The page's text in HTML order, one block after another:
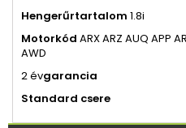
Hengerűrtartalom 1.8i
Motorkód ARX ARZ AUQ APP
AWD
2 évgarancia
Standard csere